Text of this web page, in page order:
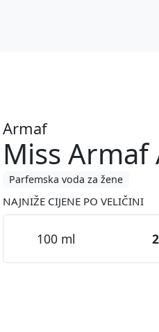
Armaf
Miss
Parfemska voda za žene
NAJNIŽE CIJENE PO VELIČINI
100 ml